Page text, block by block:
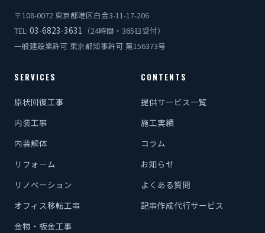
〒108-0072 東京都港区白金3-11-17-206
TEL: 03-6823-3631 （24時間・365日受付）
一般建設業許可 東京都知事許可 第156373号
SERVICES
原状回復工事
内装工事
内装解体
リフォーム
リノベーション
オフィス移転工事
金物・板金工事
CONTENTS
提供サービス一覧
施工実績
コラム
お知らせ
よくある質問
記事作成代行サービス